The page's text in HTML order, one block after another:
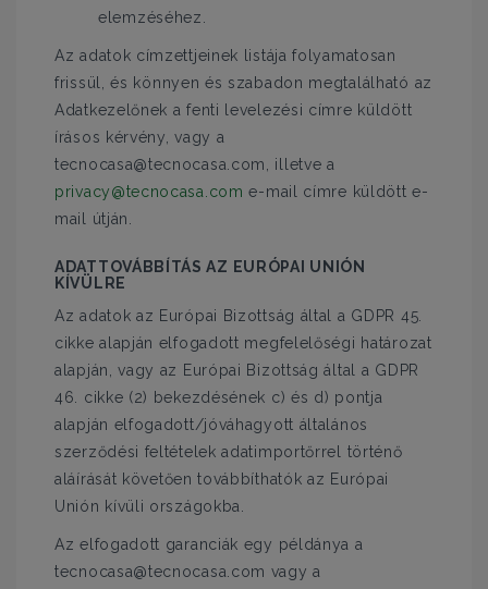
elemzéséhez.
Az adatok címzettjeinek listája folyamatosan
frissül, és könnyen és szabadon megtalálható az
Adatkezelőnek a fenti levelezési címre küldött
írásos kérvény, vagy a
tecnocasa@tecnocasa.com, illetve a
privacy@tecnocasa.com e-mail címre küldött e-
mail útján.
ADATTOVÁBBÍTÁS AZ EURÓPAI UNIÓN
KÍVÜLRE
Az adatok az Európai Bizottság által a GDPR 45.
cikke alapján elfogadott megfelelőségi határozat
alapján, vagy az Európai Bizottság által a GDPR
46. cikke (2) bekezdésének c) és d) pontja
alapján elfogadott/jóváhagyott általános
szerződési feltételek adatimportőrrel történő
aláírását követően továbbíthatók az Európai
Unión kívüli országokba.
Az elfogadott garanciák egy példánya a
tecnocasa@tecnocasa.com vagy a